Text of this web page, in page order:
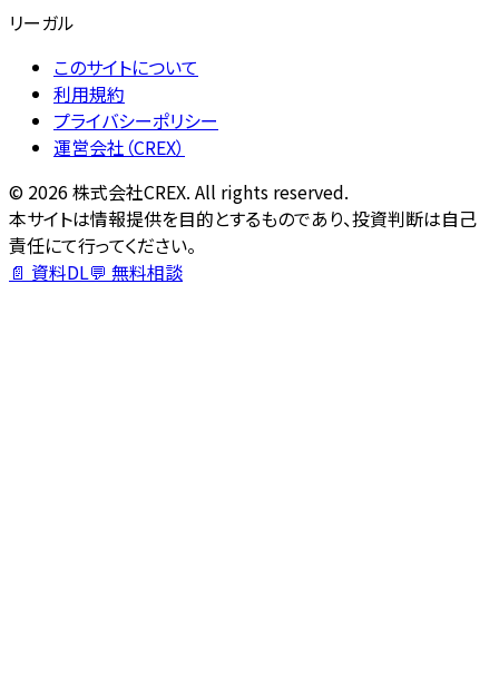
リーガル
このサイトについて
利用規約
プライバシーポリシー
運営会社（CREX）
© 2026株式会社CREX. All rights reserved.
本サイトは情報提供を目的とするものであり、投資判断は自己
責任にて行ってください。
📄 資料DL💬 無料相談